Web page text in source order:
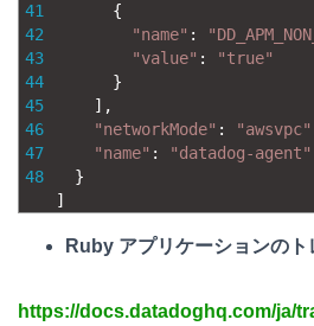
41
42
43
44
45
46
47
48
{
"name" :
"value" :
"true"
}
] ,
"networkMode" : "awsvpc"
"name" :
"datadog-agent"
}
]
Ruby アプリケーションのト
https://docs.datadoghq.com/ja/